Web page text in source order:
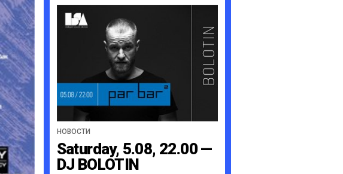
НОВОСТИ
Saturday, 5.08, 22.00 —
DJ BOLOTIN